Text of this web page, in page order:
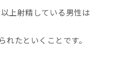
上射精している男性は
れたといくことです。